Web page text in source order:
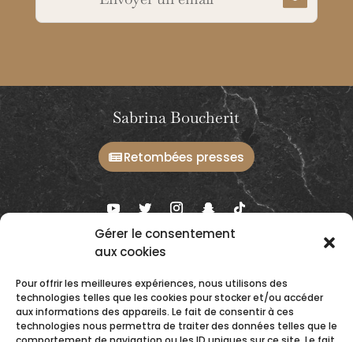
Gérer le consentement
aux cookies
Pour offrir les meilleures expériences, nous utilisons des
technologies telles que les cookies pour stocker et/ou accéder
aux informations des appareils. Le fait de consentir à ces
technologies nous permettra de traiter des données telles que le
Sabrina Boucherit
Retombées presses
Ateliers et prestations
Conseils & Formations
Évènements
Accompagnement spa & hôtels